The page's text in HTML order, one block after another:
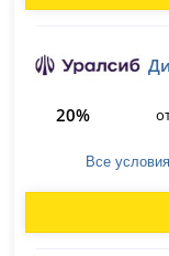
20%
Все условия